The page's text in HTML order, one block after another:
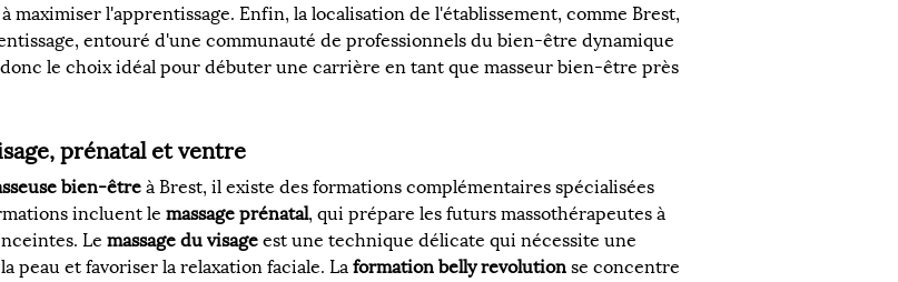
maximiser l'apprentissage. Enfin, la localisation de l'établissement, comme Brest,
entouré d'une communauté de professionnels du bien-être dynamique
le choix idéal pour débuter une carrière en tant que masseur bien-être près
prénatal et ventre
bien-être à Brest, il existe des formations complémentaires spécialisées
incluent le massage prénatal, qui prépare les futurs massothérapeutes à
Le massage du visage est une technique délicate qui nécessite une
peau et favoriser la relaxation faciale. La formation belly revolution se concentre